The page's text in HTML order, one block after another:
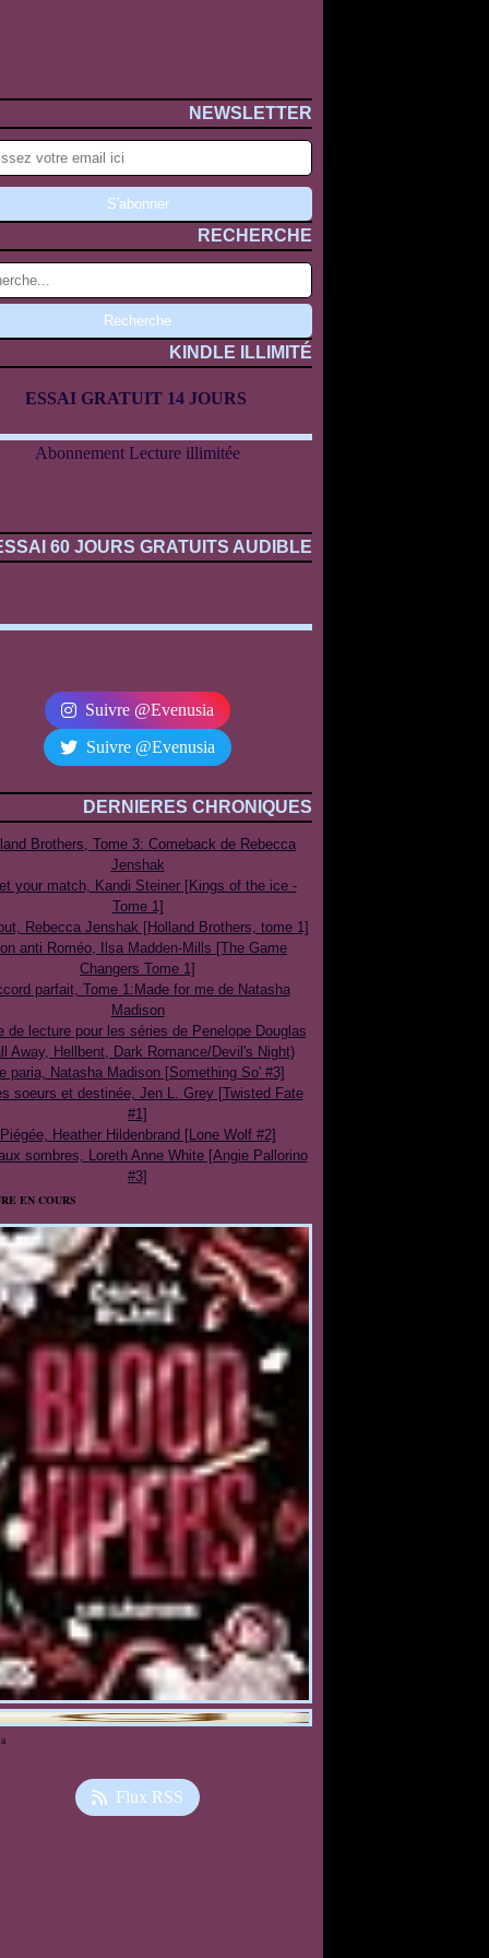
NEWSLETTER
RECHERCHE
KINDLE ILLIMITÉ
ESSAI GRATUIT 14 JOURS
Abonnement Lecture illimitée
60 JOURS GRATUITS AUDIBLE
Suivre @Evenusia
Suivre @Evenusia
DERNIERES CHRONIQUES
Brothers, Tome 3: Comeback de Rebecca
Jenshak
your match, Kandi Steiner [Kings of the ice -
Tome 1]
Rebecca Jenshak [Holland Brothers, tome 1]
anti Roméo, Ilsa Madden-Mills [The Game
Changers Tome 1]
parfait, Tome 1:Made for me de Natasha
Madison
de lecture pour les séries de Penelope Douglas
Away, Hellbent, Dark Romance/Devil's Night)
paria, Natasha Madison [Something So' #3]
soeurs et destinée, Jen L. Grey [Twisted Fate
#1]
Piégée, Heather Hildenbrand [Lone Wolf #2]
sombres, Loreth Anne White [Angie Pallorino
#3]
EN COURS
Flux RSS